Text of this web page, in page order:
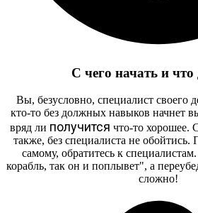
С чего начать и что
Вы, безусловно, специалист своего
кто-то без должных навыков начнет
вряд ли получится что-то хорошее.
также, без специалиста не обойтись.
самому, обратитесь к
корабль, так он и поплывет", а
сложно!